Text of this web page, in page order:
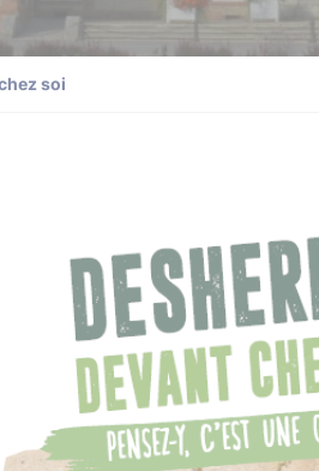
soi